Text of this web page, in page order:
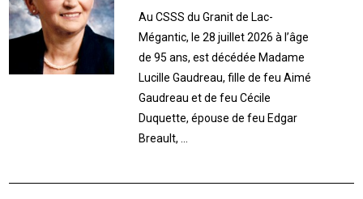
Au CSSS du Granit de Lac-
Mégantic, le 28 juillet 2026 à l’âge
de 95 ans, est décédée Madame
Lucille Gaudreau, fille de feu Aimé
Gaudreau et de feu Cécile
Duquette, épouse de feu Edgar
Breault, ...